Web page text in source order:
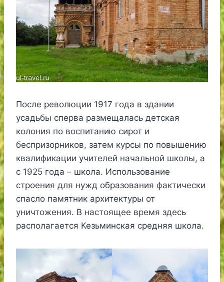
После революции 1917 года в здании
усадьбы сперва размещалась детская
колония по воспитанию сирот и
беспризорников, затем курсы по повышению
квалификации учителей начальной школы, а
с 1925 года – школа. Использование
строения для нужд образования фактически
спасло памятник архитектуры от
уничтожения. В настоящее время здесь
располагается Кезьминская средняя школа.